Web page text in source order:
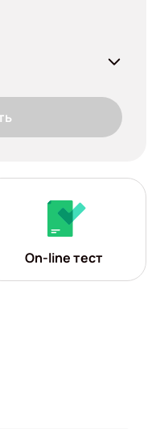
On-line тест